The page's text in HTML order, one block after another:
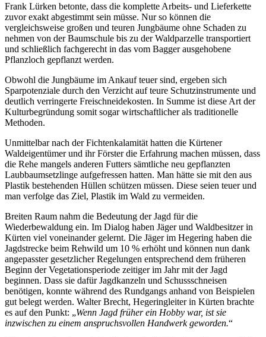
Frank Lürken betonte, dass die komplette Arbeits- und Lieferkette
zuvor exakt abgestimmt sein müsse. Nur so können die
vergleichsweise großen und teuren Jungbäume ohne Schaden zu
nehmen von der Baumschule bis zu der Waldparzelle transportiert
und schließlich fachgerecht in das vom Bagger ausgehobene
Pflanzloch gepflanzt werden.
Obwohl die Jungbäume im Ankauf teuer sind, ergeben sich
Sparpotenziale durch den Verzicht auf teure Schutzinstrumente und
deutlich verringerte Freischneidekosten. In Summe ist diese Art der
Kulturbegründung somit sogar wirtschaftlicher als traditionelle
Methoden.
Unmittelbar nach der Fichtenkalamität hatten die Kürtener
Waldeigentümer und ihr Förster die Erfahrung machen müssen, dass
die Rehe mangels anderen Futters sämtliche neu gepflanzten
Laubbaumsetzlinge aufgefressen hatten. Man hätte sie mit den aus
Plastik bestehenden Hüllen schützen müssen. Diese seien teuer und
man verfolge das Ziel, Plastik im Wald zu vermeiden.
Breiten Raum nahm die Bedeutung der Jagd für die
Wiederbewaldung ein. Im Dialog haben Jäger und Waldbesitzer in
Kürten viel voneinander gelernt. Die Jäger im Hegering haben die
Jagdstrecke beim Rehwild um 10 % erhöht und können nun dank
angepasster gesetzlicher Regelungen entsprechend dem früheren
Beginn der Vegetationsperiode zeitiger im Jahr mit der Jagd
beginnen. Dass sie dafür Jagdkanzeln und Schussschneisen
benötigen, konnte während des Rundgangs anhand von Beispielen
gut belegt werden. Walter Brecht, Hegeringleiter in Kürten brachte
es auf den Punkt: „Wenn Jagd früher ein Hobby war, ist sie
inzwischen zu einem anspruchsvollen Handwerk geworden.“